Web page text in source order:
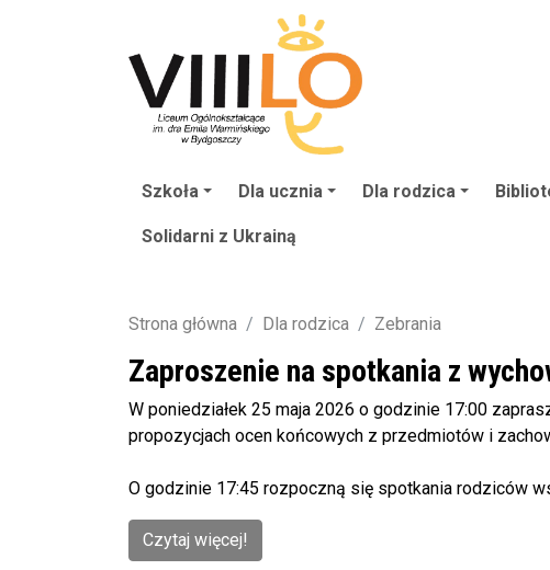
Szkoła Dla ucznia Dla rodzica
Solidarni z Ukrainą
Strona główna Dla rodzica Zebrania
Zaproszenie na spotkania z
W poniedziałek 25 maja 2026 o godzinie 17:00
propozycjach ocen końcowych z przedmiotów i
O godzinie 17:45 rozpoczną się spotkania rodziców
Czytaj więcej!